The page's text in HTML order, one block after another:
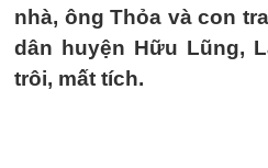
nhà, ông Thỏa và con
dân huyện Hữu Lũng,
trôi, mất tích.